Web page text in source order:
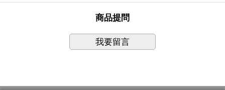
商品提問
我要留言